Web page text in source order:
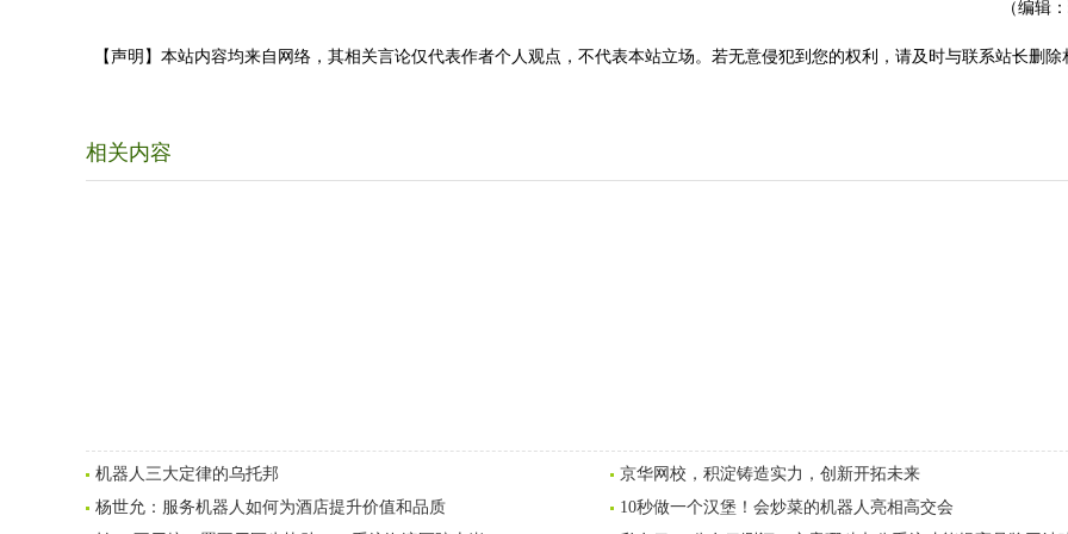
（编辑
【声明】本站内容均来自网络，其相关言论仅代表作者个人观点，不代表本站立场。若无意侵犯到您的权利，请及时与联系站长删除
相关内容
机器人三大定律的乌托邦
京华网校，积淀铸造实力，创新开拓未来
杨世允：服务机器人如何为酒店提升价值和品质
10秒做一个汉堡！会炒菜的机器人亮相高交会